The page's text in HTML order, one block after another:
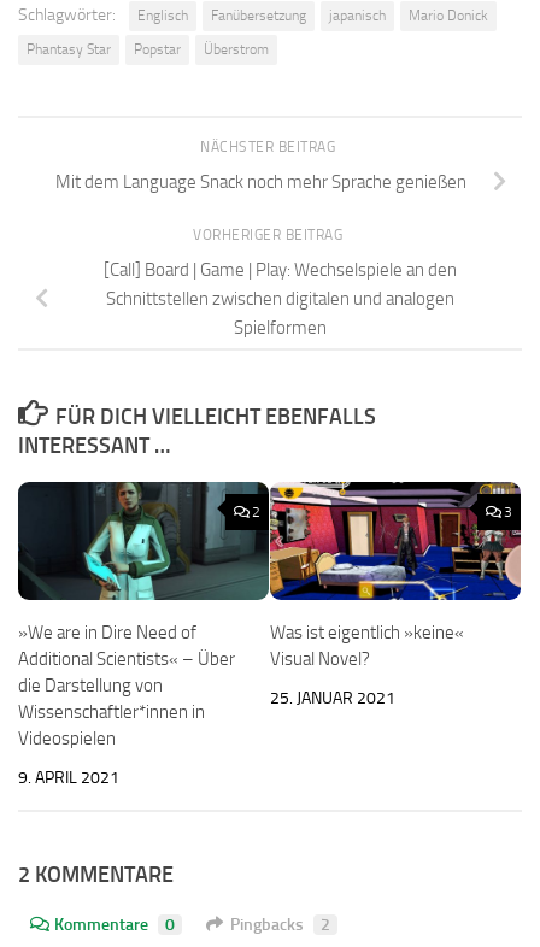
Schlagwörter: Englisch Fanübersetzung japanisch
Mario Donick
Phantasy Star
Popstar Überstrom
NÄCHSTER BEITRAG
Mit dem Language Snack noch mehr Sprache genießen
VORHERIGER BEITRAG
[Call] Board | Game | Play: Wechselspiele an den
Schnittstellen zwischen digitalen und analogen
Spielformen
FÜR DICH VIELLEICHT EBENFALLS
INTERESSANT …
2
»We are in Dire Need of
Additional Scientists« – Über
die Darstellung von
Wissenschaftler*innen in
Videospielen
9. APRIL 2021
3
Was ist eigentlich »keine«
Visual Novel?
25. JANUAR 2021
2 KOMMENTARE
Kommentare 0 Pingbacks 2